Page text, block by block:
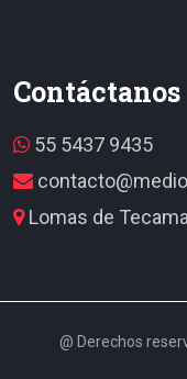
Contáctanos
55 5437 9435
Lomas de
@ Derechos